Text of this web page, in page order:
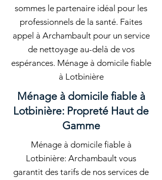
sommes le partenaire idéal pour les
professionnels de la santé. Faites
appel à Archambault pour un service
de nettoyage au-delà de vos
espérances. Ménage à domicile fiable
à Lotbinière
Ménage à domicile fiable à
Lotbinière: Propreté Haut de
Gamme
Ménage à domicile fiable à
Lotbinière: Archambault vous
garantit des tarifs de nos services de